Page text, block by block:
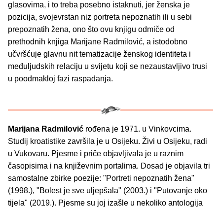
glasovima, i to treba posebno istaknuti, jer ženska je
pozicija, svojevrstan niz portreta nepoznatih ili u sebi
prepoznatih žena, ono što ovu knjigu odmiče od
prethodnih knjiga Marijane Radmilović, a istodobno
učvršćuje glavnu nit tematizacije ženskog identiteta i
međuljudskih relaciju u svijetu koji se nezaustavljivo trusi
u poodmakloj fazi raspadanja.
Marijana Radmilović rođena je 1971. u Vinkovcima.
Studij kroatistike završila je u Osijeku. Živi u Osijeku, radi
u Vukovaru. Pjesme i priče objavljivala je u raznim
časopisima i na književnim portalima. Dosad je objavila tri
samostalne zbirke poezije: "Portreti nepoznatih žena"
(1998.), "Bolest je sve uljepšala" (2003.) i "Putovanje oko
tijela" (2019.). Pjesme su joj izašle u nekoliko antologija